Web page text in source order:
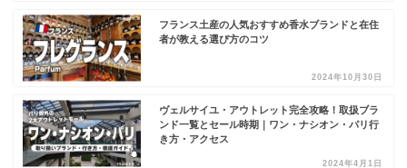
フランス土産の人気おすすめ香水ブランドと在住
者が教える選び方のコツ
2024年10月30日
ヴェルサイユ・アウトレット完全攻略！取扱ブラ
ンド一覧とセール時期｜ワン・ナシオン・パリ行
き方・アクセス
2024年4月1日